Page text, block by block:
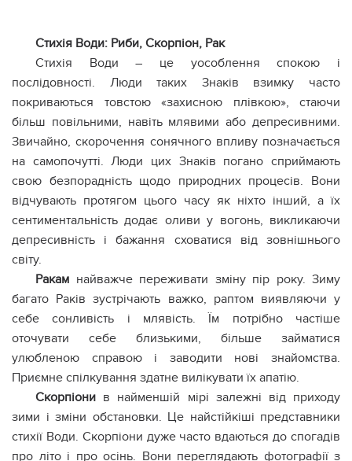
Стихія Води: Риби, Скорпіон, Рак
Стихія Води – це уособлення спокою і
послідовності. Люди таких Знаків взимку часто
покриваються товстою «захисною плівкою», стаючи
більш повільними, навіть млявими або депресивними.
Звичайно, скорочення сонячного впливу позначається
на самопочутті. Люди цих Знаків погано сприймають
свою безпорадність щодо природних процесів. Вони
відчувають протягом цього часу як ніхто інший, а їх
сентиментальність додає оливи у вогонь, викликаючи
депресивність і бажання сховатися від зовнішнього
світу.
Ракам найважче переживати зміну пір року. Зиму
багато Раків зустрічають важко, раптом виявляючи у
себе сонливість і млявість. Їм потрібно частіше
оточувати себе близькими, більше займатися
улюбленою справою і заводити нові знайомства.
Приємне спілкування здатне вилікувати їх апатію.
Скорпіони в найменшій мірі залежні від приходу
зими і зміни обстановки. Це найстійкіші представники
стихії Води. Скорпіони дуже часто вдаються до спогадів
про літо і про осінь. Вони переглядають фотографії з